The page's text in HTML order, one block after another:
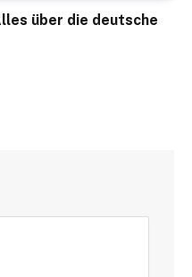
über die deutsche